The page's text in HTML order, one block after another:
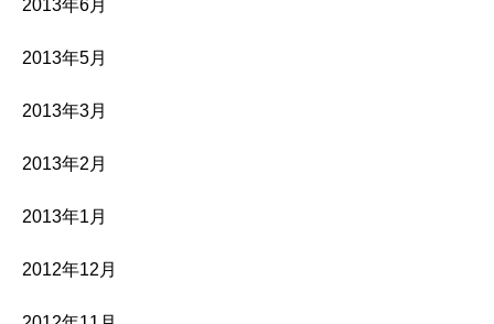
2013年6月
2013年5月
2013年3月
2013年2月
2013年1月
2012年12月